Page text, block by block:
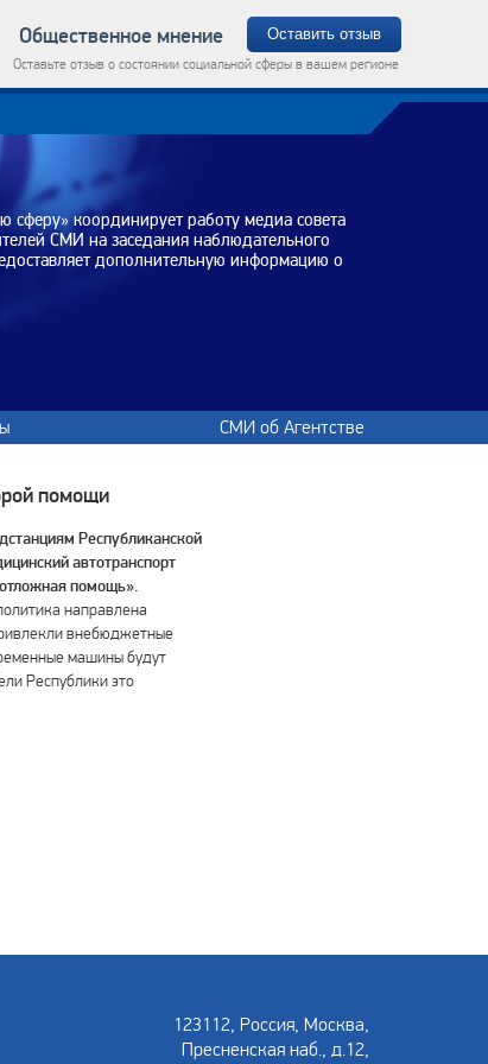
Общественное мнение Оставить отзыв
Оставьте отзыв о состоянии социальной сферы в вашем регионе
сферу» координирует работу медиа совета
СМИ на заседания наблюдательного
дополнительную информацию о
СМИ об Агентстве
помощи
Республиканской
автотранспорт
помощь».
направлена
внебюджетные
машины будут
Республики это
123112, Россия, Москва,
Пресненская наб., д.12,